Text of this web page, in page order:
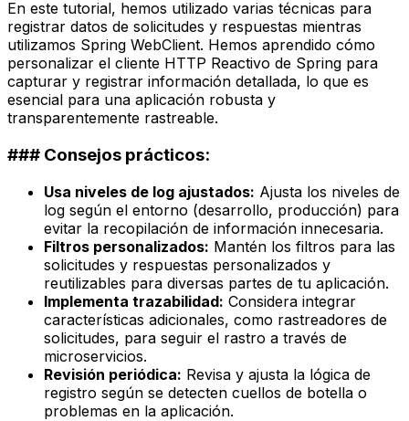
En este tutorial, hemos utilizado varias técnicas para
registrar datos de solicitudes y respuestas mientras
utilizamos Spring WebClient. Hemos aprendido cómo
personalizar el cliente HTTP Reactivo de Spring para
capturar y registrar información detallada, lo que es
esencial para una aplicación robusta y
transparentemente rastreable.
### Consejos prácticos:
Usa niveles de log ajustados: Ajusta los niveles de
log según el entorno (desarrollo, producción) para
evitar la recopilación de información innecesaria.
Filtros personalizados: Mantén los filtros para las
solicitudes y respuestas personalizados y
reutilizables para diversas partes de tu aplicación.
Implementa trazabilidad: Considera integrar
características adicionales, como rastreadores de
solicitudes, para seguir el rastro a través de
microservicios.
Revisión periódica: Revisa y ajusta la lógica de
registro según se detecten cuellos de botella o
problemas en la aplicación.